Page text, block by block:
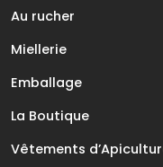
Au rucher
Miellerie
Emballage
La Boutique
Vêtements